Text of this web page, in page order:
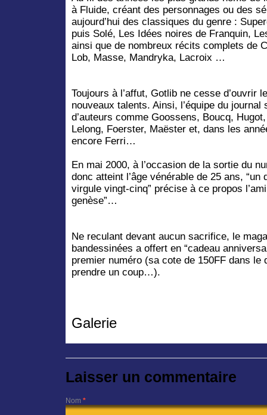
à Fluide, créant des personnages ou des
aujourd’hui des classiques du genre :
puis Solé, Les Idées noires de Franquin,
ainsi que de nombreux récits complets de
Lob, Masse, Mandryka, Lacroix …
Toujours à l’affut, Gotlib ne cesse d’ouvrir
nouveaux talents. Ainsi, l’équipe du journal
d’auteurs comme Goossens, Boucq,
Lelong, Foerster, Maëster et, dans les
encore Ferri…
En mai 2000, à l’occasion de la sortie du
donc atteint l’âge vénérable de 25 ans,
virgule vingt-cinq” précise à ce propos
genèse”…
Ne reculant devant aucun sacrifice, le
bandessinées a offert en “cadeau
premier numéro (sa cote de 150FF dans le
prendre un coup…).
Galerie
Laisser un commentaire
Nom *